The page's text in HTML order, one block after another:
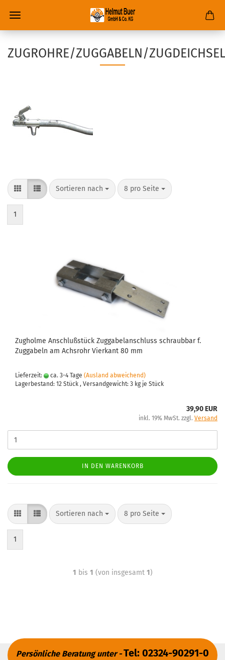
ZUGROHRE/ZUGGABELN/
Sortieren nach 8 pro Seite
1
Zugholme Anschlußstück Zuggabelanschluss schraubbar f.
Zuggabeln am Achsrohr Vierkant 80 mm
Lieferzeit: ca. 3-4 Tage (Ausland abweichend)
Lagerbestand: 12 Stück , Versandgewicht: 3 kg je Stück
39,90 EUR
inkl. 19% MwSt. zzgl. Versand
IN DEN WARENKORB
Sortieren nach 8 pro Seite
1
1 bis 1 (von insgesamt 1)
Persönliche Beratung unter -Tel: 02324-90291-0